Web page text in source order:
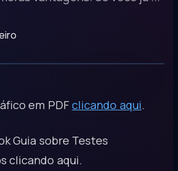
em PDFclicando aqui.
Guia sobre Testes
clicando aqui.